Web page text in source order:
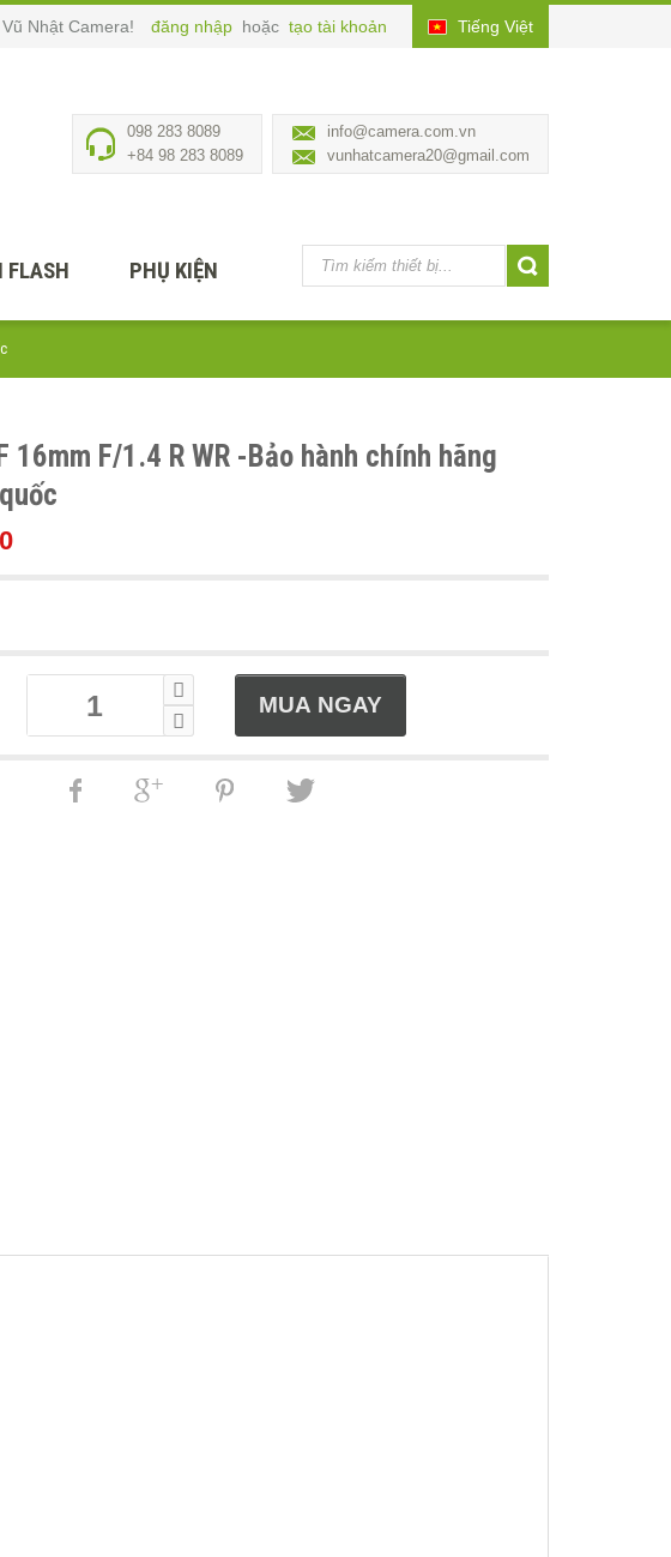
Tiếng Việt
Nhật Camera! đăng nhập hoặc tạo tài khoản
info@camera.com.vn
vunhatcamera20@gmail.com
098 283 8089
+84 98 283 8089
FLASH PHỤ KIỆN
16mm F/1.4 R WR -Bảo hành chính hãng